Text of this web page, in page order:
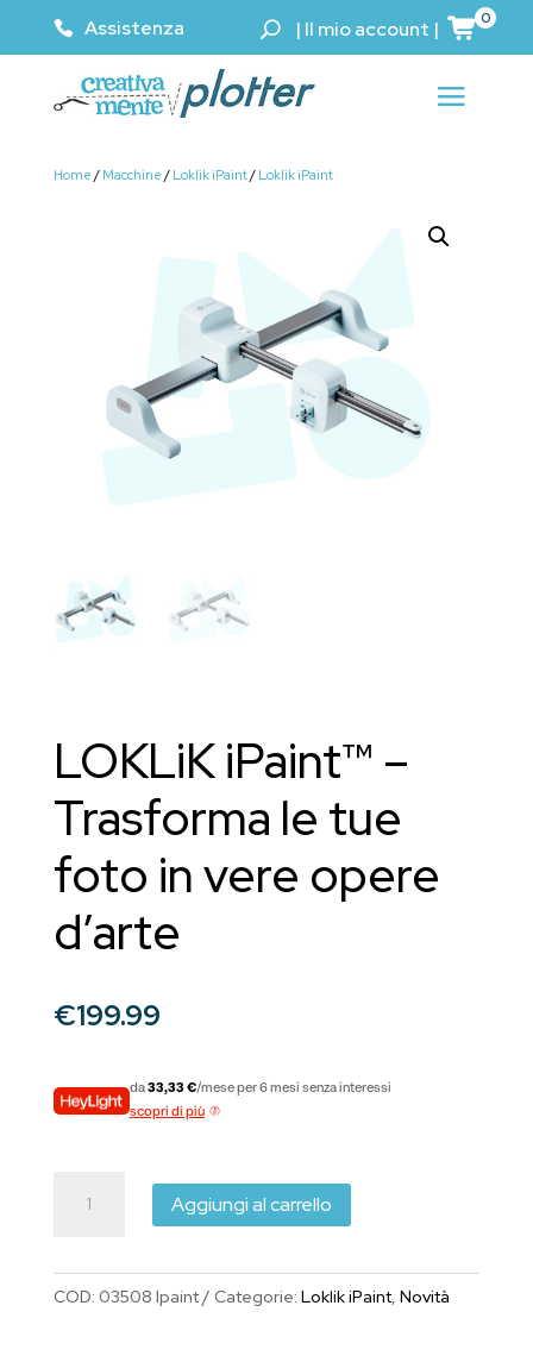
Assistenza | Il mio account | 0
Home / Macchine / Loklik iPaint/ Loklik iPaint
LOKLiK iPaint™ –
Trasforma le tue
foto in vere opere
d’arte
€199.99
da33,33 €/mese per 6 mesi senza interessi
scopri di più
Aggiungi al carrello
COD: 03508 Ipaint Categorie: Loklik iPaint, Novità